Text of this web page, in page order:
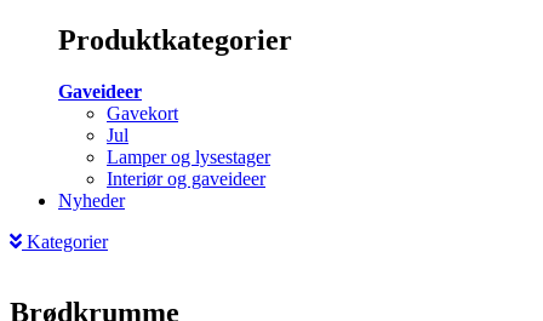
Produktkategorier
Gaveideer
Gavekort
Jul
Lamper og lysestager
Interiør og gaveideer
Nyheder
Kategorier
Brødkrumme